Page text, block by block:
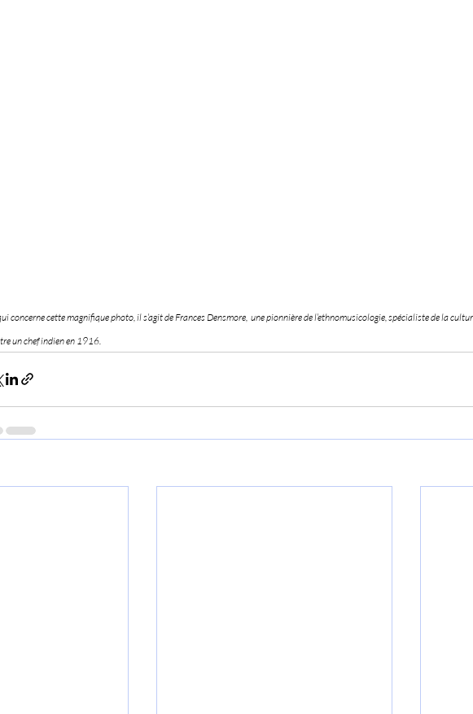
concerne cette magnifique photo, il s’agit de Frances Densmore,  une pionnière de l’ethnomusicologie, spécialiste de la
un chef indien en 1916.